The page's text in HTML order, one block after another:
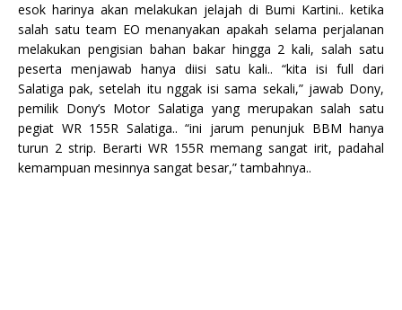
esok harinya akan melakukan jelajah di Bumi Kartini.. ketika
salah satu team EO menanyakan apakah selama perjalanan
melakukan pengisian bahan bakar hingga 2 kali, salah satu
peserta menjawab hanya diisi satu kali.. “kita isi full dari
Salatiga pak, setelah itu nggak isi sama sekali,” jawab Dony,
pemilik Dony’s Motor Salatiga yang merupakan salah satu
pegiat WR 155R Salatiga.. “ini jarum penunjuk BBM hanya
turun 2 strip. Berarti WR 155R memang sangat irit, padahal
kemampuan mesinnya sangat besar,” tambahnya..